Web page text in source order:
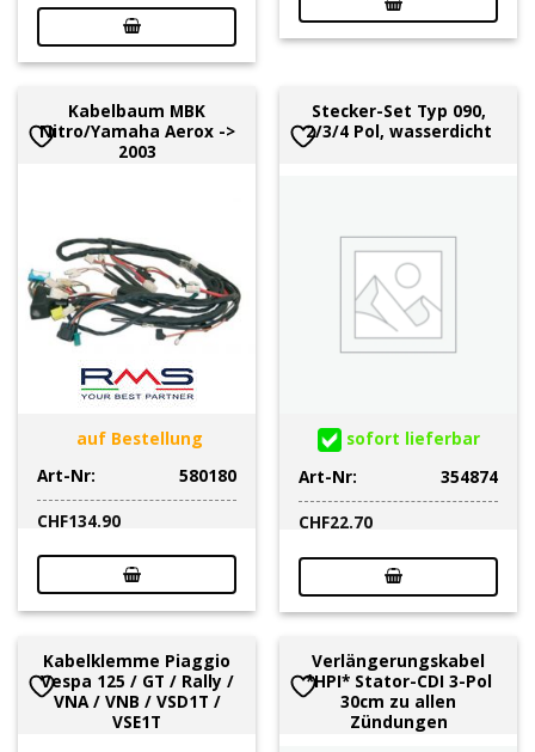
Kabelbaum MBK
Nitro/Yamaha Aerox ->
2003
auf Bestellung
Art-Nr:
580180
CHF134.90
Stecker-Set Typ 090,
2/3/4 Pol, wasserdicht
sofort lieferbar
Art-Nr:
354874
CHF22.70
Kabelklemme Piaggio
Vespa 125 / GT / Rally /
VNA / VNB / VSD1T /
VSE1T
Verlängerungskabel
*HPI* Stator-CDI 3-Pol
30cm zu allen
Zündungen